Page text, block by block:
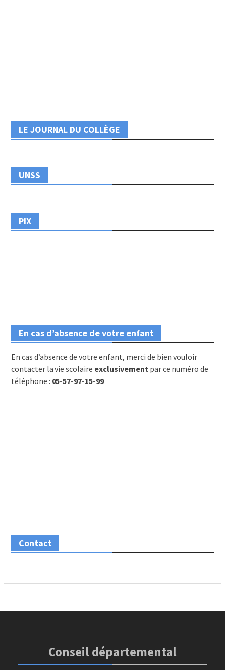
LE JOURNAL DU COLLÈGE
UNSS
PIX
En cas d’absence de votre enfant
En cas d’absence de votre enfant, merci de bien vouloir
contacter la vie scolaire exclusivementpar ce numéro de
téléphone : 05-57-97-15-99
Contact
Conseil départemental